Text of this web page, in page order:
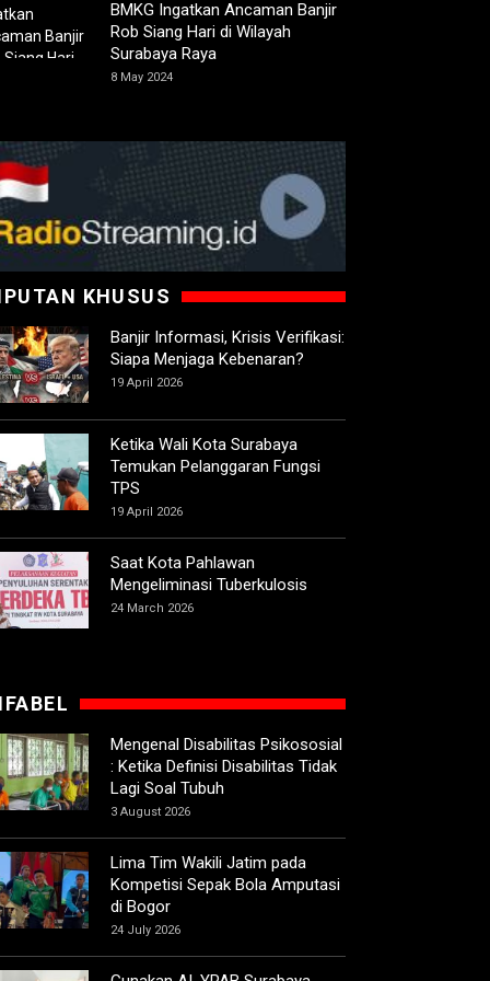
BMKG Ingatkan Ancaman Banjir
Rob Siang Hari di Wilayah
Surabaya Raya
8 May 2024
KHUSUS
Banjir Informasi, Krisis Verifikasi:
Siapa Menjaga Kebenaran?
19 April 2026
Ketika Wali Kota Surabaya
Temukan Pelanggaran Fungsi
TPS
19 April 2026
Saat Kota Pahlawan
Mengeliminasi Tuberkulosis
24 March 2026
Mengenal Disabilitas Psikososial
: Ketika Definisi Disabilitas Tidak
Lagi Soal Tubuh
3 August 2026
Lima Tim Wakili Jatim pada
Kompetisi Sepak Bola Amputasi
di Bogor
24 July 2026